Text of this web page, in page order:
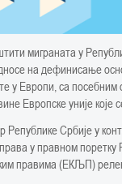
миграната у
на дефинисање
у Европи, са
Европске уније које
Србије у
у правном
правима (ЕКЉП)